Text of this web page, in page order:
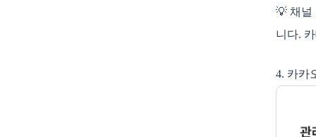
💡 채널
니다.
4. 카카